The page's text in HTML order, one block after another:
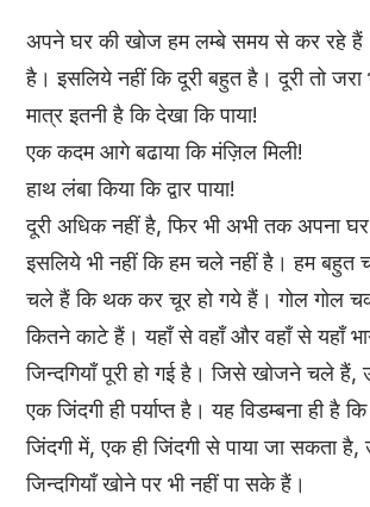
अपने घर की खोज हम लम्बे समय से कर रहे हैं।
है। इसलिये नहीं कि दूरी बहुत है। दूरी तो जरा
मात्र इतनी है कि देखा कि पाया!
एक कदम आगे बढाया कि मंज़िल मिली!
हाथ लंबा किया कि द्वार पाया!
दूरी अधिक नहीं है, फिर भी अभी तक अपना घर
इसलिये भी नहीं कि हम चले नहीं है। हम
चले हैं कि थक कर चूर हो गये हैं। गोल गोल
कितने काटे हैं। यहाँ से वहाँ और वहाँ से यहाँ
जिन्दगियाँ पूरी हो गई है। जिसे खोजने चले हैं,
एक जिंदगी ही पर्याप्त है। यह विडम्बना ही है
जिंदगी में, एक ही जिंदगी से पाया जा सकता है,
जिन्दगियाँ खोने पर भी नहीं पा सके हैं।